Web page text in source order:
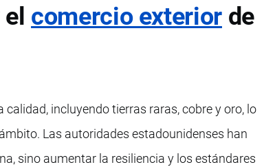
comercio exteriorde
incluyendo tierras raras, cobre y oro, lo
Las autoridades estadounidenses han
sino aumentar la resiliencia y los estándares